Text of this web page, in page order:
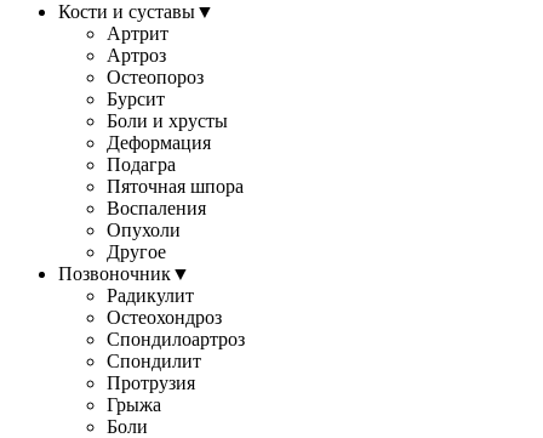
Кости и суставы▼
Артрит
Артроз
Остеопороз
Бурсит
Боли и хрусты
Деформация
Подагра
Пяточная шпора
Воспаления
Опухоли
Другое
Позвоночник▼
Радикулит
Остеохондроз
Спондилоартроз
Спондилит
Протрузия
Грыжа
Боли